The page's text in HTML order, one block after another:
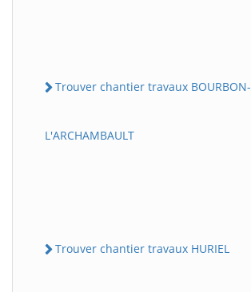
Trouver chantier travaux BOURBON-
L'ARCHAMBAULT
Trouver chantier travaux HURIEL